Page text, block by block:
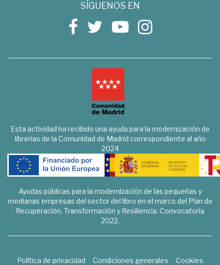
SÍGUENOS EN
Esta actividad ha recibido una ayuda para la modernización de
librerías de la Comunidad de Madrid correspondiente al año
2024
Ayudas públicas para la modernización de las pequeñas y
medianas empresas del sector del libro en el marco del Plan de
Recuperación, Transformación y Resiliencia. Convocatoria
2022.
Política de privacidad Condiciones generales
Cookies